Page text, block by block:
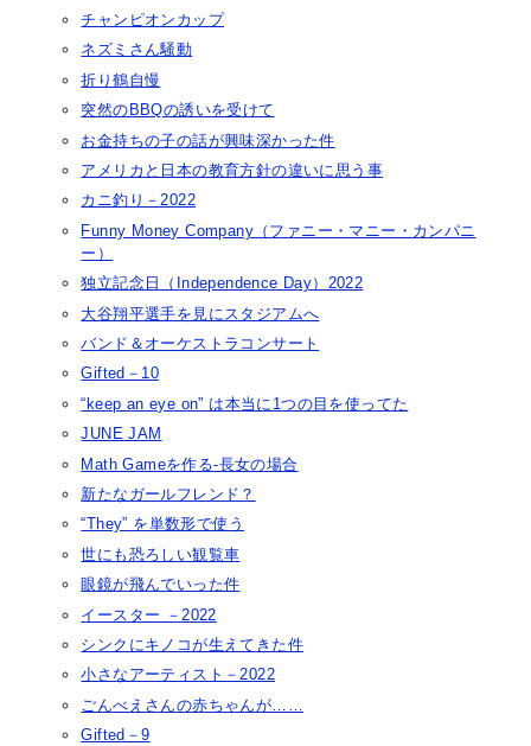
チャンピオンカップ
ネズミさん騒動
折り鶴自慢
突然のBBQの誘いを受けて
お金持ちの子の話が興味深かった件
アメリカと日本の教育方針の違いに思う事
カニ釣り－2022
Funny Money Company（ファニー・マニー・カンパニ
ー）
独立記念日（Independence Day）2022
大谷翔平選手を見にスタジアムへ
バンド＆オーケストラコンサート
Gifted－10
“keep an eye on” は本当に1つの目を使ってた
JUNE JAM
Math Gameを作る-長女の場合
新たなガールフレンド？
“They” を単数形で使う
世にも恐ろしい観覧車
眼鏡が飛んでいった件
イースター －2022
シンクにキノコが生えてきた件
小さなアーティスト－2022
ごんべえさんの赤ちゃんが……
Gifted－9